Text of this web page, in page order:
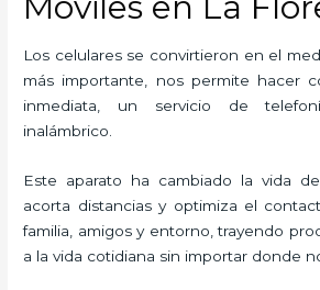
Los celulares se convirtieron en el
más importante, nos permite hacer
inmediata, un servicio de
inalámbrico.
Este aparato ha cambiado la vida
acorta distancias y optimiza el
familia, amigos y entorno, trayendo
a la vida cotidiana sin importar donde